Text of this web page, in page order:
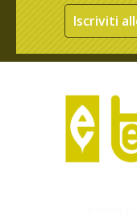
Iscriviti